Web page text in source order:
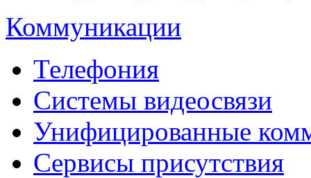
Коммуникации
Телефония
Системы видеосвязи
Унифицированные
Сервисы присутствия